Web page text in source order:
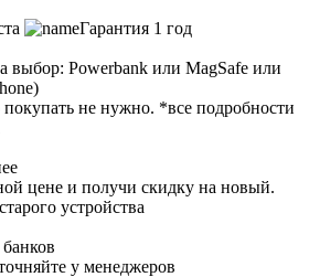
Гарантия 1 год
выбор: Powerbank или MagSafe или
не нужно. *все подробности
цене и получи скидку на новый.
устройства
у менеджеров